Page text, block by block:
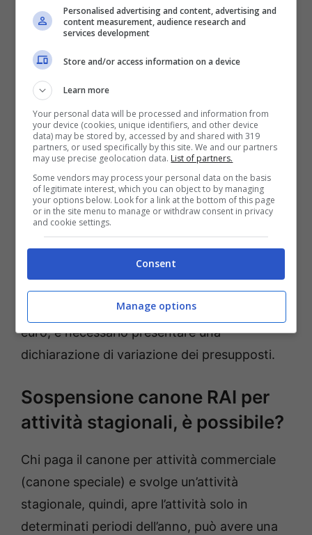
all’agevolazione. L’agevolazione spetta per
l’intero anno, se il compimento del
settantacinquesimo anno è avvenuto entro il
31 gennaio dell’anno stesso. Se invece, gli
anni si compiono dal primo febbraio al 31
luglio dell’anno, l”agevolazione è valida solo
per i mesi che vanno da giugno a dicembre
(secondo semestre).
L’esenzione è valida anche per gli anni
non è necessario presentare nuove
dichiarazione. Invece, se i requisiti variano, ad
esempio si supera il limite di reddito di 8.000
euro, è necessario presentare una
dichiarazione di variazione dei presupposti.
Sospensione canone RAI per
attività stagionali, è possibile?
Chi paga il canone per attività commerciale
(canone speciale) e svolge un’attività
stagionale, quindi, apre l’attività solo in
determinati periodi dell’anno, può avere una
Personalised advertising and content, advertising and
content measurement, audience research and
services development
Store and/or access information on a device
Learn more
Your personal data will be processed and information from
your device (cookies, unique identifiers, and other device
data) may be stored by, accessed by and shared with 319
partners, or used specifically by this site. We and our partners
may use precise geolocation data. List of partners.
Some vendors may process your personal data on the basis
of legitimate interest, which you can object to by managing
your options below. Look for a link at the bottom of this page
or in the site menu to manage or withdraw consent in privacy
and cookie settings.
Consent
Manage options